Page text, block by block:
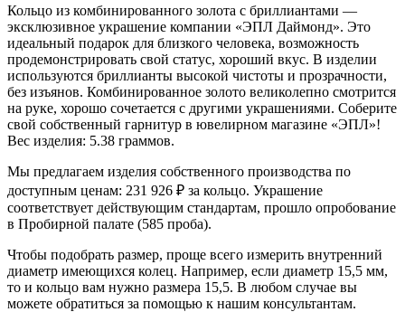
Кольцо из комбинированного золота с бриллиантами —
эксклюзивное украшение компании «ЭПЛ Даймонд». Это
идеальный подарок для близкого человека, возможность
продемонстрировать свой статус, хороший вкус. В изделии
используются бриллианты высокой чистоты и прозрачности,
без изъянов. Комбинированное золото великолепно смотрится
на руке, хорошо сочетается с другими украшениями. Соберите
свой собственный гарнитур в ювелирном магазине «ЭПЛ»!
Вес изделия: 5.38 граммов.
Мы предлагаем изделия собственного производства по
доступным ценам: 231 926 ₽ за кольцо. Украшение
соответствует действующим стандартам, прошло опробование
в Пробирной палате (585 проба).
Чтобы подобрать размер, проще всего измерить внутренний
диаметр имеющихся колец. Например, если диаметр 15,5 мм,
то и кольцо вам нужно размера 15,5. В любом случае вы
можете обратиться за помощью к нашим консультантам.